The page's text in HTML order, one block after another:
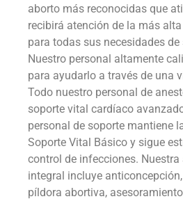
aborto más reconocidas que
recibirá atención de la más
para todas sus necesidades
Nuestro personal altamente
para ayudarlo a través de una
Todo nuestro personal de
soporte vital cardíaco
personal de soporte mantiene
Soporte Vital Básico y sigue
control de infecciones.
integral incluye
píldora abortiva,